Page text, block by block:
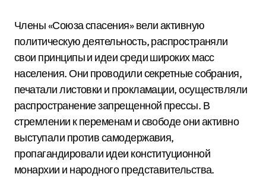
Члены «Союза спасения» вели активную
политическую деятельность, распространяли
свои принципы и идеи среди широких масс
населения. Они проводили секретные собрания,
печатали листовки и прокламации, осуществляли
распространение запрещенной прессы. В
стремлении к переменам и свободе они активно
выступали против самодержавия,
пропагандировали идеи конституционной
монархии и народного представительства.